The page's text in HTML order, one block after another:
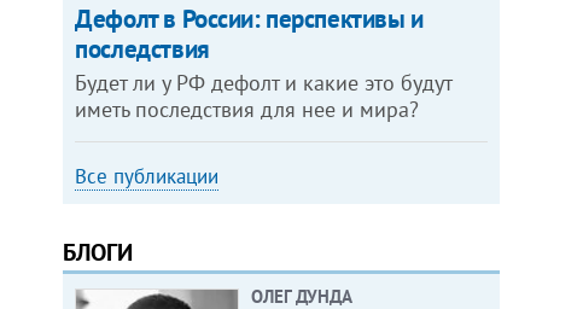
Дефолт в России: перспективы и
последствия
Будет ли у РФ дефолт и какие это будут
иметь последствия для нее и мира?
Все публикации
БЛОГИ
ОЛЕГ ДУНДА